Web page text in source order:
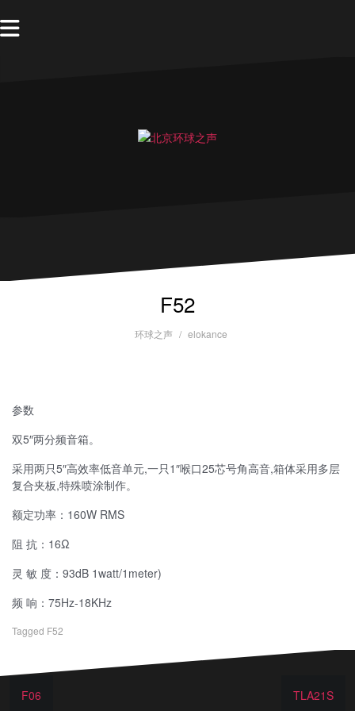
F52
环球之声 elokance
参数
双5″两分频音箱。
采用两只5″高效率低音单元,一只1″喉口25芯号角高音,箱体采用多层
复合夹板,特殊喷涂制作。
额定功率：160W RMS
阻 抗：16Ω
灵 敏 度：93dB 1watt/1meter)
频 响：75Hz-18KHz
Tagged F52
F06 TLA21S